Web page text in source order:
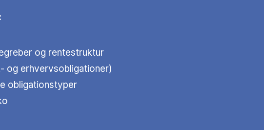
og rentestruktur
og erhvervsobligationer)
obligationstyper